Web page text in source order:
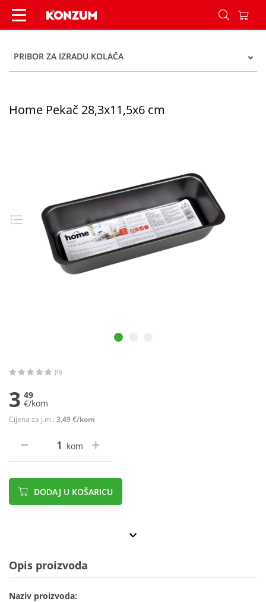
Home Pekač 28,3x11,5x6 cm - Konzum
PRIBOR ZA IZRADU KOLAČA
Home Pekač 28,3x11,5x6 cm
(0)
3 49
€/kom
Cijena za j.m.: 3,49 €/kom
kom
DODAJ U KOŠARICU
Opis proizvoda
Naziv proizvoda: